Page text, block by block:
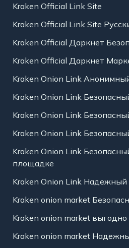
Kraken Official Link Site
Kraken Official Link Site
Kraken Official Даркнет
Kraken Official Даркнет
Kraken Onion Link
Kraken Onion Link
Kraken Onion Link
Kraken Onion Link
Kraken Onion Link
площадке
Kraken Onion Link
Kraken onion market
Kraken onion market
Kraken onion market